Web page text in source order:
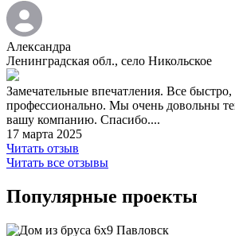
Александра
Ленинградская обл., село Никольское
Замечательные впечатления. Все быстро,
профессионально. Мы очень довольны
вашу компанию. Спасибо....
17 марта 2025
Читать отзыв
Читать все отзывы
Популярные проекты